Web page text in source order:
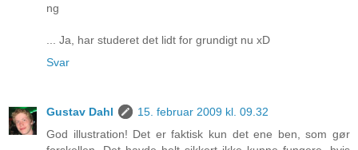
ng
... Ja, har studeret det lidt for grundigt nu xD
Svar
Gustav Dahl
15. februar 2009 kl. 09.32
God illustration! Det er faktisk kun det ene ben, som gør